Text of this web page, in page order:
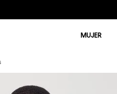
MUJER